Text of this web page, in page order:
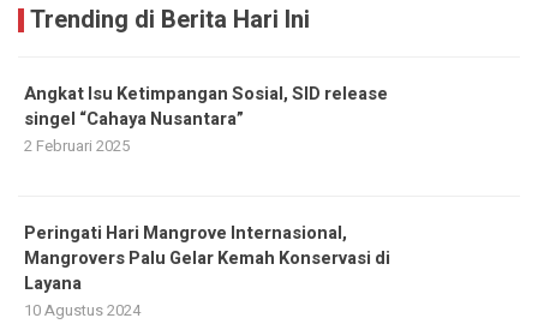
Trending di Berita Hari Ini
Angkat Isu Ketimpangan Sosial, SID release
singel “Cahaya Nusantara”
2 Februari 2025
Peringati Hari Mangrove Internasional,
Mangrovers Palu Gelar Kemah Konservasi di
Layana
10 Agustus 2024